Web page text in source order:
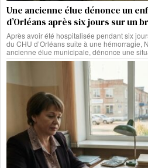
Une ancienne élue dénonce un
d’Orléans après six jours sur un
Après avoir été hospitalisée pendant six
du CHU d’Orléans suite à une hémorragie,
ancienne élue municipale, dénonce une